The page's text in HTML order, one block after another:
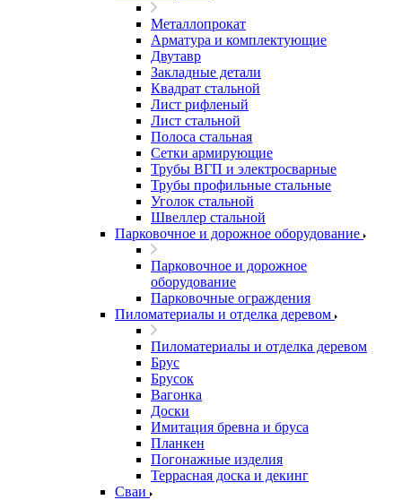
Металлопрокат
Арматура и комплектующие
Двутавр
Закладные детали
Квадрат стальной
Лист рифленый
Лист стальной
Полоса стальная
Сетки армирующие
Трубы ВГП и электросварные
Трубы профильные стальные
Уголок стальной
Швеллер стальной
Парковочное и дорожное оборудование
Парковочное и дорожное
оборудование
Парковочные ограждения
Пиломатериалы и отделка деревом
Пиломатериалы и отделка деревом
Брус
Брусок
Вагонка
Доски
Имитация бревна и бруса
Планкен
Погонажные изделия
Террасная доска и декинг
Сваи